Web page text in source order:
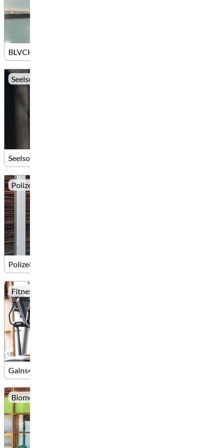
BLVCK BIRD TATTOO
Seelsorge
Seelsorgestelle Elia
Polizei
Polizei solarCity
Fitness
Gains4Change
Biometrie